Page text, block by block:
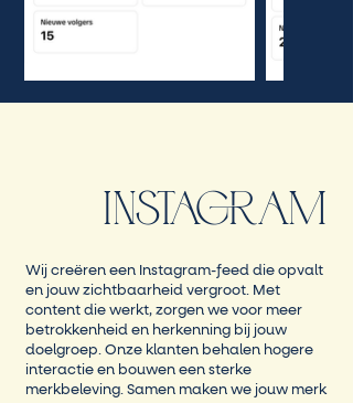
INSTAGRAM
Wij creëren een Instagram-feed die opvalt
en jouw zichtbaarheid vergroot. Met
content die werkt, zorgen we voor meer
betrokkenheid en herkenning bij jouw
doelgroep. Onze klanten behalen hogere
interactie en bouwen een sterke
merkbeleving. Samen maken we jouw merk